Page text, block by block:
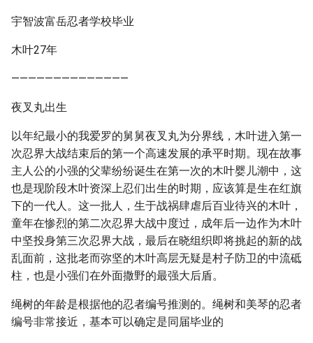
宇智波富岳忍者学校毕业
木叶27年
——————————————
夜叉丸出生
以年纪最小的我爱罗的舅舅夜叉丸为分界线，木叶进入第一
次忍界大战结束后的第一个高速发展的承平时期。现在故事
主人公的小强的父辈纷纷诞生在第一次的木叶婴儿潮中，这
也是现阶段木叶资深上忍们出生的时期，应该算是生在红旗
下的一代人。这一批人，生于战祸肆虐后百业待兴的木叶，
童年在惨烈的第二次忍界大战中度过，成年后一边作为木叶
中坚投身第三次忍界大战，最后在晓组织即将挑起的新的战
乱面前，这批老而弥坚的木叶高层无疑是村子防卫的中流砥
柱，也是小强们在外面撒野的最强大后盾。
绳树的年龄是根据他的忍者编号推测的。绳树和美琴的忍者
编号非常接近，基本可以确定是同届毕业的